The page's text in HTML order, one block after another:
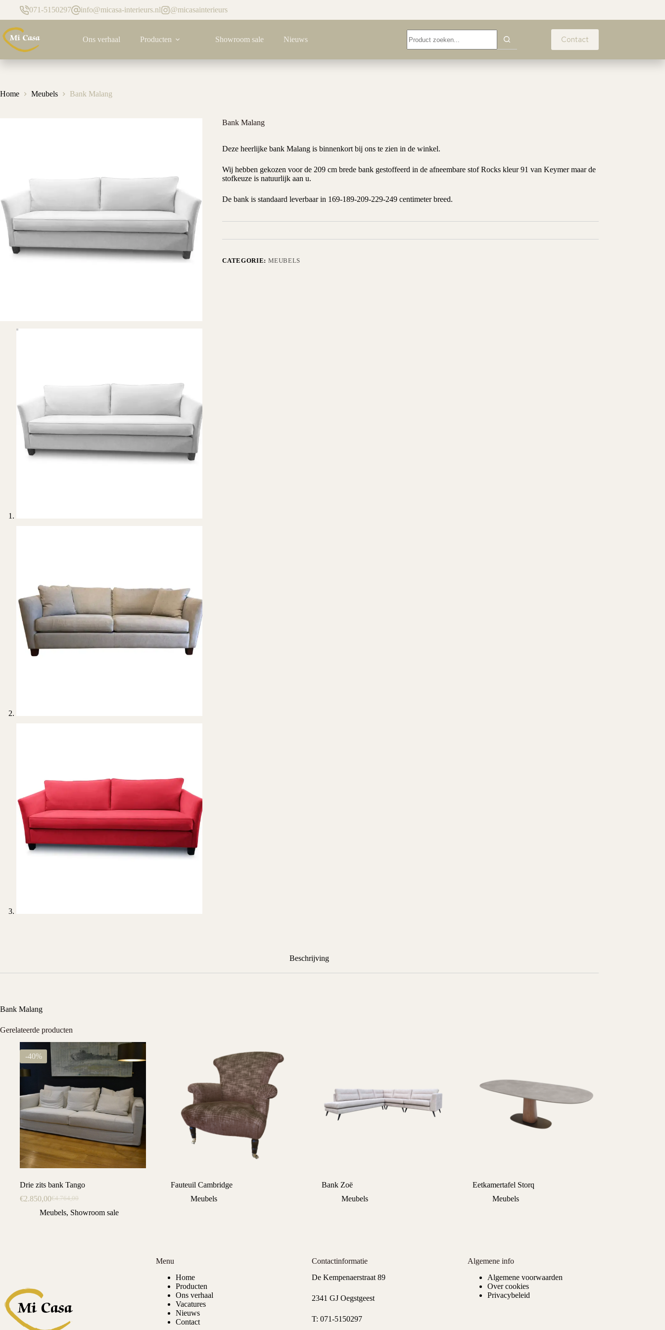
de
inhoud
071-5150297 info@micasa-interieurs.nl @micasainterieurs
Ons verhaal Producten Showroom sale Nieuws
resultaten
Contact
Home Meubels Bank Malang
Bank Malang
Deze heerlijke bank Malang is binnenkort bij ons te zien in de winkel.
Wij hebben gekozen voor de 209 cm brede bank gestoffeerd in de afneembare stof Rocks kleur 91 van Keymer maar de
stofkeuze is natuurlijk aan u.
De bank is standaard leverbaar in 169-189-209-229-249 centimeter breed.
CATEGORIE: MEUBELS
Beschrijving
Bank Malang
Gerelateerde producten
-40%
Drie zits bank Tango
€4.764,00
Oorspronkelijke
prijs
€2.850,00Huidige
prijs
Meubels, Showroom sale
Fauteuil Cambridge
Meubels
Bank Zoë
Meubels
Eetkamertafel Storq
Meubels
Menu
Home
Producten
Ons verhaal
Vacatures
Nieuws
Contact
Contactinformatie
De Kempenaerstraat 89
2341 GJ Oegstgeest
T: 071-5150297
Algemene info
Algemene voorwaarden
Over cookies
Privacybeleid